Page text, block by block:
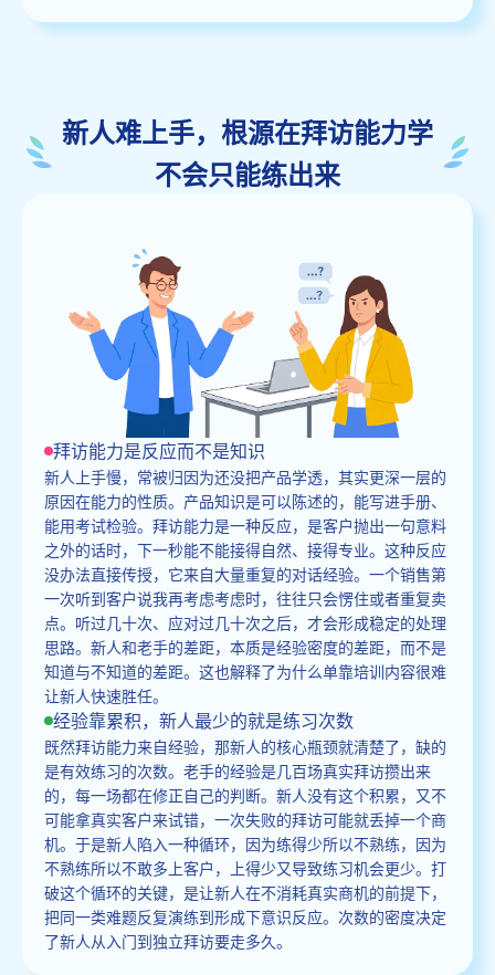
新人难上手，根源在拜访能力学
不会只能练出来
拜访能力是反应而不是知识
新人上手慢，常被归因为还没把产品学透，其实更深一层的
原因在能力的性质。产品知识是可以陈述的，能写进手册、
能用考试检验。拜访能力是一种反应，是客户抛出一句意料
之外的话时，下一秒能不能接得自然、接得专业。这种反应
没办法直接传授，它来自大量重复的对话经验。一个销售第
一次听到客户说我再考虑考虑时，往往只会愣住或者重复卖
点。听过几十次、应对过几十次之后，才会形成稳定的处理
思路。新人和老手的差距，本质是经验密度的差距，而不是
知道与不知道的差距。这也解释了为什么单靠培训内容很难
让新人快速胜任。
经验靠累积，新人最少的就是练习次数
既然拜访能力来自经验，那新人的核心瓶颈就清楚了，缺的
是有效练习的次数。老手的经验是几百场真实拜访攒出来
的，每一场都在修正自己的判断。新人没有这个积累，又不
可能拿真实客户来试错，一次失败的拜访可能就丢掉一个商
机。于是新人陷入一种循环，因为练得少所以不熟练，因为
不熟练所以不敢多上客户，上得少又导致练习机会更少。打
破这个循环的关键，是让新人在不消耗真实商机的前提下，
把同一类难题反复演练到形成下意识反应。次数的密度决定
了新人从入门到独立拜访要走多久。